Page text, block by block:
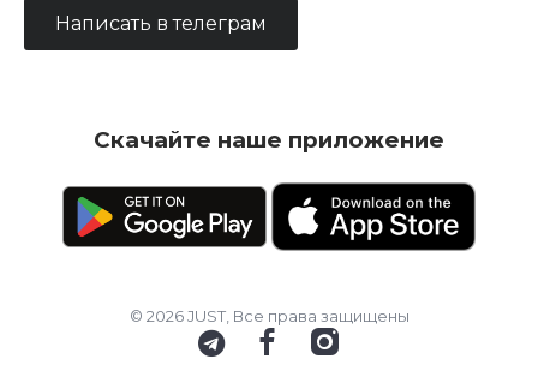
Написать в телеграм
Скачайте наше приложение
© 2026 JUST, Все права защищены